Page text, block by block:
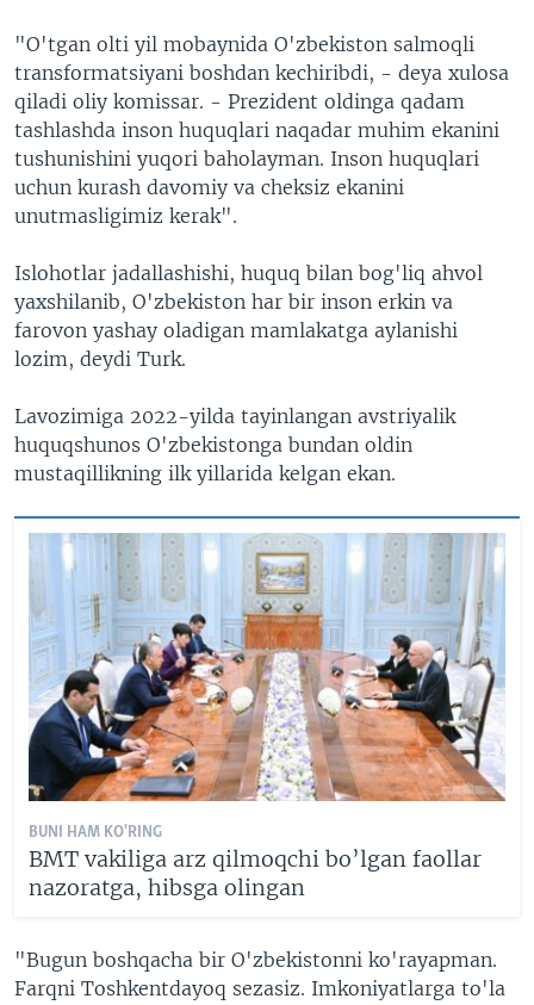
"O'tgan olti yil mobaynida O'zbekiston salmoqli
transformatsiyani boshdan kechiribdi, - deya xulosa
qiladi oliy komissar. - Prezident oldinga qadam
tashlashda inson huquqlari naqadar muhim ekanini
tushunishini yuqori baholayman. Inson huquqlari
uchun kurash davomiy va cheksiz ekanini
unutmasligimiz kerak".
Islohotlar jadallashishi, huquq bilan bog'liq ahvol
yaxshilanib, O'zbekiston har bir inson erkin va
farovon yashay oladigan mamlakatga aylanishi
lozim, deydi Turk.
Lavozimiga 2022-yilda tayinlangan avstriyalik
huquqshunos O'zbekistonga bundan oldin
mustaqillikning ilk yillarida kelgan ekan.
BUNI HAM KO'RING
BMT vakiliga arz qilmoqchi bo’lgan faollar
nazoratga, hibsga olingan
"Bugun boshqacha bir O'zbekistonni ko'rayapman.
Farqni Toshkentdayoq sezasiz. Imkoniyatlarga to'la